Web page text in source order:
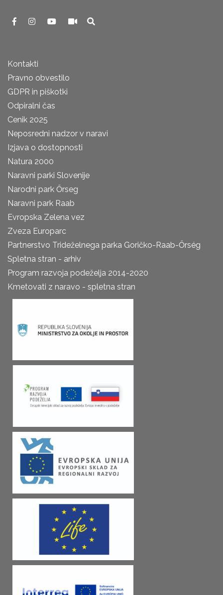
Kontakti
Pravno obvestilo
GDPR in piškotki
Odpiralni čas
Cenik 2025
Neposredni nadzor v naravi
Izjava o dostopnosti
Natura 2000
Naravni parki Slovenije
Narodni park Őrseg
Naravni park Raab
Evropska Zelena vez
Zveza Europarc
Partnerstvo Trideželnega parka Goričko-Raab-Őrség
Spletna stran - arhiv
Program razvoja podeželja 2014-2020
Kmetovati z naravo - spletna stran